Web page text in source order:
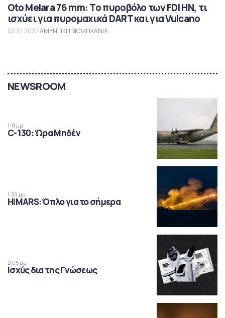
Oto Melara 76 mm: Το πυροβόλο των FDI HN, τι
ισχύει για πυρομαχικά DART και για Vulcano
02.01.2022ΑΜΥΝΤΙΚΗ ΒΙΟΜΗΧΑΝΙΑ
NEWSROOM
1:11 μμ
C-130: Ώρα Μηδέν
1:20 μμ
HIMARS: Όπλο για το σήμερα
2:05 μμ
Ισχύς δια της Γνώσεως